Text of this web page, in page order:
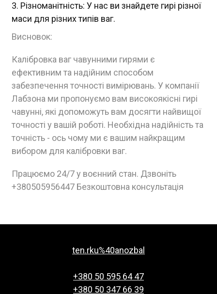
Різноманітність: У нас ви знайдете гирі різної
маси для різних типів ваг.
Висновок:
Калібровка ваг чавунними гирями є
ефективним та надійним способом
забезпечення точності вимірювань. У компанії
Лабзона ми пропонуємо вам високоякісні гирі
чавунні, які допоможуть вам досягти найвищої
точності у вашій роботі. Необхідна надійність та
точність - ось чому ми є вашим найкращим
вибором для калібровки ваг.
Працюємо 24/7 у воєнний стан. Дзвоніть
+380505956447 Безкоштовна консультація
ten.rku%40anozbal
+380 50 595 64 47
+380 50 347 66 39